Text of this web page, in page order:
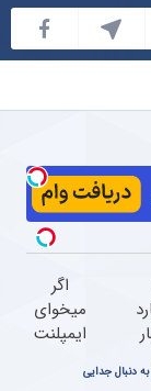
|
اگر
میخوای
ایمپلنت
دنبال جدایی